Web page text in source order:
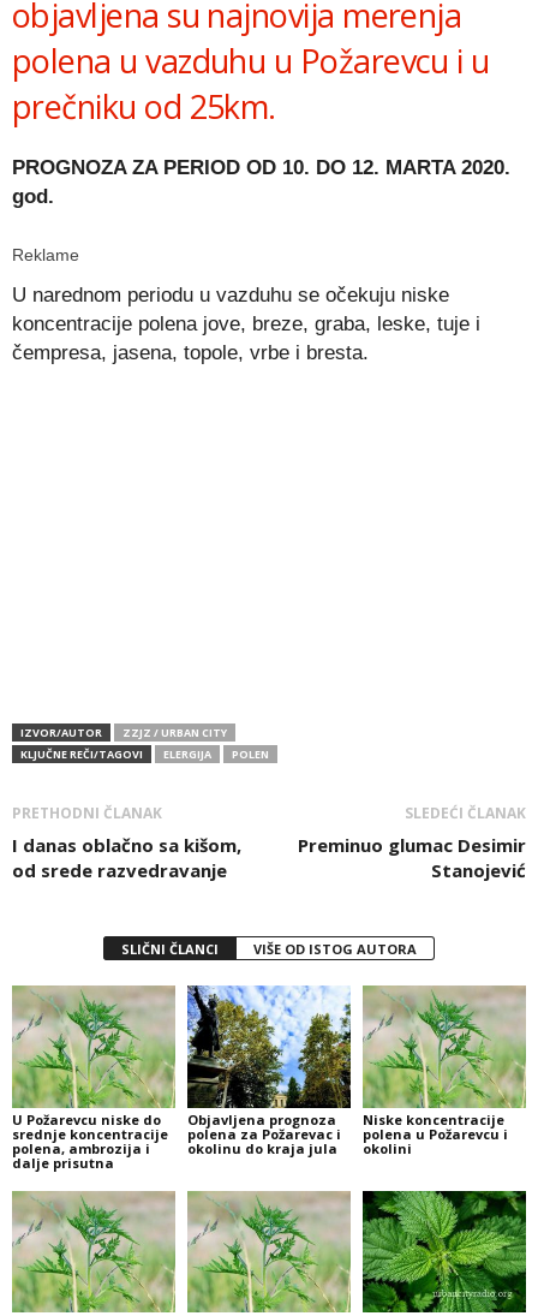
objavljena su najnovija merenja
polena u vazduhu u Požarevcu i u
prečniku od 25km.
PROGNOZA ZA PERIOD OD 10. DO 12. MARTA 2020.
god.
Reklame
U narednom periodu u vazduhu se očekuju niske
koncentracije polena jove, breze, graba, leske, tuje i
čempresa, jasena, topole, vrbe i bresta.
IZVOR/AUTOR
ZZJZ / URBAN CITY
KLJUČNE REČI/TAGOVI
ELERGIJA POLEN
PRETHODNI ČLANAK
I danas oblačno sa kišom,
od srede razvedravanje
SLEDEĆI ČLANAK
Preminuo glumac Desimir
Stanojević
SLIČNI ČLANCI VIŠE OD ISTOG AUTORA
U Požarevcu niske do
srednje koncentracije
polena, ambrozija i
dalje prisutna
Objavljena prognoza
polena za Požarevac i
okolinu do kraja jula
Niske koncentracije
polena u Požarevcu i
okolini